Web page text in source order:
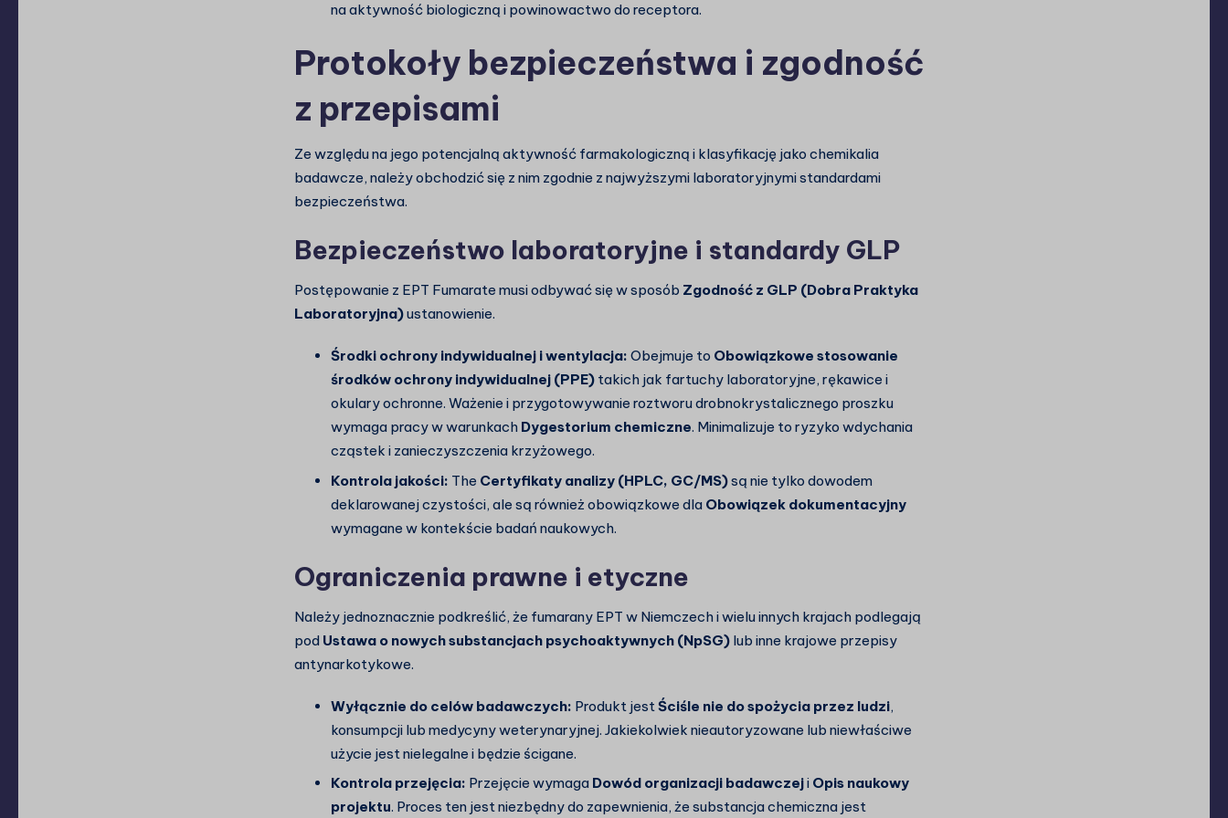
na aktywność biologiczną i powinowactwo do receptora.
Protokoły bezpieczeństwa i zgodność
z przepisami
Ze względu na jego potencjalną aktywność farmakologiczną i klasyfikację jako chemikalia
badawcze, należy obchodzić się z nim zgodnie z najwyższymi laboratoryjnymi standardami
bezpieczeństwa.
Bezpieczeństwo laboratoryjne i standardy GLP
Postępowanie z EPT Fumarate musi odbywać się w sposób Zgodność z GLP (Dobra Praktyka
Laboratoryjna)ustanowienie.
Środki ochrony indywidualnej i wentylacja: Obejmuje to Obowiązkowe stosowanie
środków ochrony indywidualnej (PPE) takich jak fartuchy laboratoryjne, rękawice i
okulary ochronne. Ważenie i przygotowywanie roztworu drobnokrystalicznego proszku
wymaga pracy w warunkach Dygestorium chemiczne. Minimalizuje to ryzyko wdychania
cząstek i zanieczyszczenia krzyżowego.
Kontrola jakości: The Certyfikaty analizy (HPLC, GC/MS)są nie tylko dowodem
deklarowanej czystości, ale są również obowiązkowe dla Obowiązek dokumentacyjny
wymagane w kontekście badań naukowych.
Ograniczenia prawne i etyczne
Należy jednoznacznie podkreślić, że fumarany EPT w Niemczech i wielu innych krajach podlegają
pod Ustawa o nowych substancjach psychoaktywnych (NpSG) lub inne krajowe przepisy
antynarkotykowe.
Wyłącznie do celów badawczych: Produkt jest Ściśle nie do spożycia przez ludzi,
konsumpcji lub medycyny weterynaryjnej. Jakiekolwiek nieautoryzowane lub niewłaściwe
użycie jest nielegalne i będzie ścigane.
Kontrola przejęcia: Przejęcie wymaga Dowód organizacji badawczeji Opis naukowy
projektu. Proces ten jest niezbędny do zapewnienia, że substancja chemiczna jest